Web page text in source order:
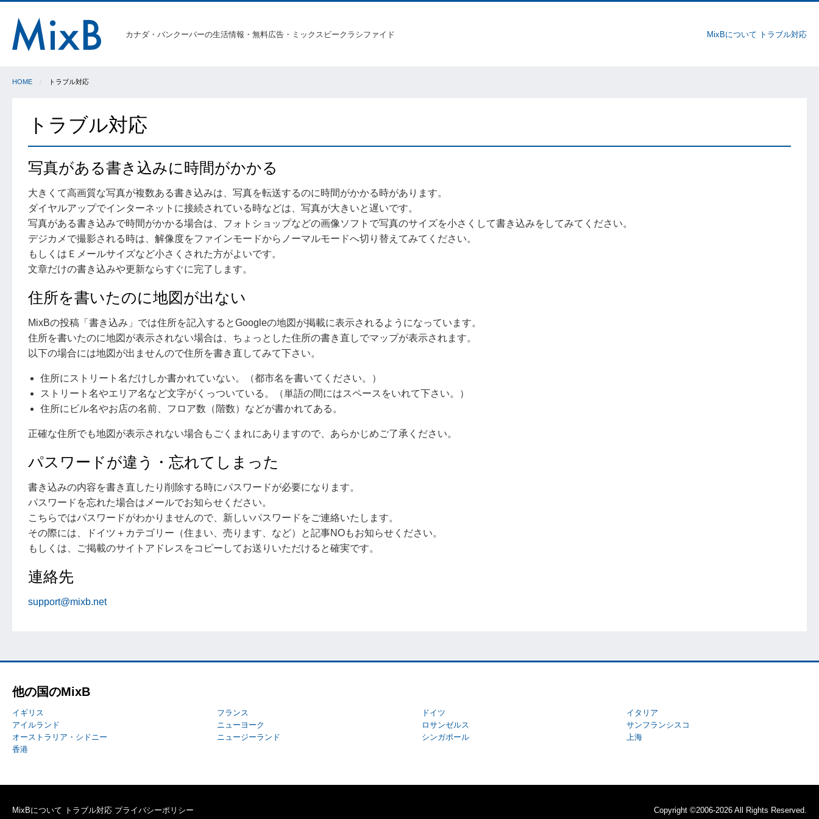
カナダ・バンクーバーの生活情報・無料広告・ミックスビークラシファイド MixBについて トラブル対応
HOME トラブル対応
トラブル対応
写真がある書き込みに時間がかかる
大きくて高画質な写真が複数ある書き込みは、写真を転送するのに時間がかかる時があります。
ダイヤルアップでインターネットに接続されている時などは、写真が大きいと遅いです。
写真がある書き込みで時間がかかる場合は、フォトショップなどの画像ソフトで写真のサイズを小さくして書き込みをしてみてください。
デジカメで撮影される時は、解像度をファインモードからノーマルモードへ切り替えてみてください。
もしくはＥメールサイズなど小さくされた方がよいです。
文章だけの書き込みや更新ならすぐに完了します。
住所を書いたのに地図が出ない
MixBの投稿「書き込み」では住所を記入するとGoogleの地図が掲載に表示されるようになっています。
住所を書いたのに地図が表示されない場合は、ちょっとした住所の書き直しでマップが表示されます。
以下の場合には地図が出ませんので住所を書き直してみて下さい。
住所にストリート名だけしか書かれていない。（都市名を書いてください。）
ストリート名やエリア名など文字がくっついている。（単語の間にはスペースをいれて下さい。）
住所にビル名やお店の名前、フロア数（階数）などが書かれてある。
正確な住所でも地図が表示されない場合もごくまれにありますので、あらかじめご了承ください。
パスワードが違う・忘れてしまった
書き込みの内容を書き直したり削除する時にパスワードが必要になります。
パスワードを忘れた場合はメールでお知らせください。
こちらではパスワードがわかりませんので、新しいパスワードをご連絡いたします。
その際には、ドイツ＋カテゴリー（住まい、売ります、など）と記事NOもお知らせください。
もしくは、ご掲載のサイトアドレスをコピーしてお送りいただけると確実です。
連絡先
support@mixb.net
他の国のMixB
イギリス フランス ドイツ
イタリア
アイルランド
ニューヨーク ロサンゼルス
サンフランシスコ
オーストラリア・シドニー
ニュージーランド シンガポール
上海
香港
MixBについて トラブル対応 プライバシーポリシー Copyright ©2006-2026 All Rights Reserved.